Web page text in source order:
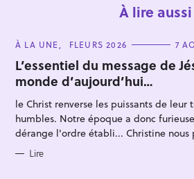
À lire aussi
C
T
E
G
O
R
I
E
S
À LA UNE FLEURS 2026 7
L’essentiel du message de
monde d’aujourd’hui…
le Christ renverse les puissants de leur
humbles. Notre époque a donc
dérange l'ordre établi... Christine nous
Lire
R
e
c
h